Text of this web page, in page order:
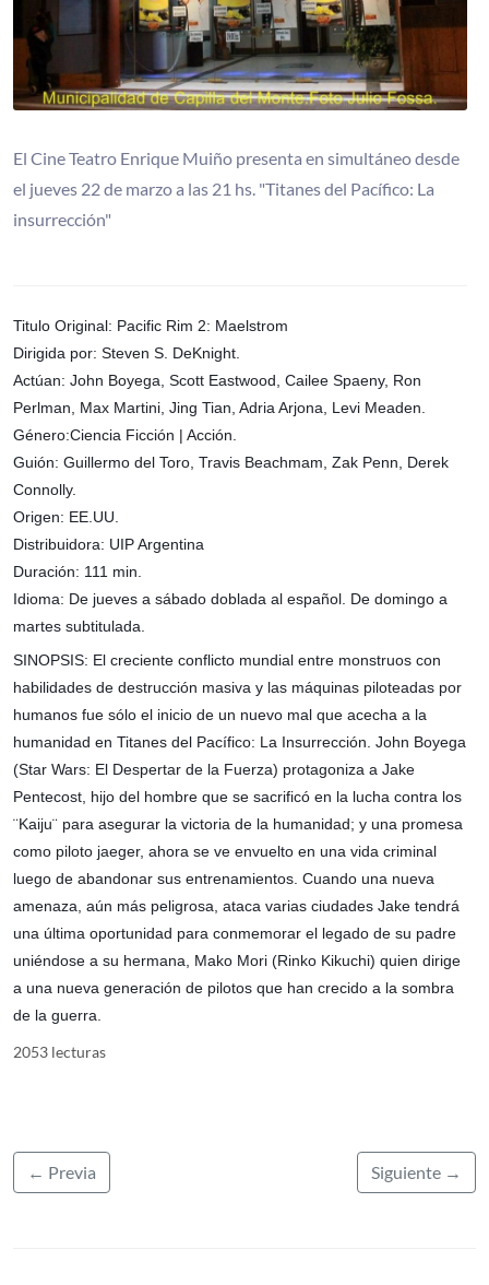
El Cine Teatro Enrique Muiño presenta en simultáneo desde
el jueves 22 de marzo a las 21 hs. "Titanes del Pacífico: La
insurrección"
Titulo Original: Pacific Rim 2: Maelstrom
Dirigida por: Steven S. DeKnight.
Actúan: John Boyega, Scott Eastwood, Cailee Spaeny, Ron
Perlman, Max Martini, Jing Tian, Adria Arjona, Levi Meaden.
Género:Ciencia Ficción | Acción.
Guión: Guillermo del Toro, Travis Beachmam, Zak Penn, Derek
Connolly.
Origen: EE.UU.
Distribuidora: UIP Argentina
Duración: 111 min.
Idioma: De jueves a sábado doblada al español. De domingo a
martes subtitulada.
SINOPSIS: El creciente conflicto mundial entre monstruos con
habilidades de destrucción masiva y las máquinas piloteadas por
humanos fue sólo el inicio de un nuevo mal que acecha a la
humanidad en Titanes del Pacífico: La Insurrección. John Boyega
(Star Wars: El Despertar de la Fuerza) protagoniza a Jake
Pentecost, hijo del hombre que se sacrificó en la lucha contra los
¨Kaiju¨ para asegurar la victoria de la humanidad; y una promesa
como piloto jaeger, ahora se ve envuelto en una vida criminal
luego de abandonar sus entrenamientos. Cuando una nueva
amenaza, aún más peligrosa, ataca varias ciudades Jake tendrá
una última oportunidad para conmemorar el legado de su padre
uniéndose a su hermana, Mako Mori (Rinko Kikuchi) quien dirige
a una nueva generación de pilotos que han crecido a la sombra
de la guerra.
2053 lecturas
← Previa Siguiente →